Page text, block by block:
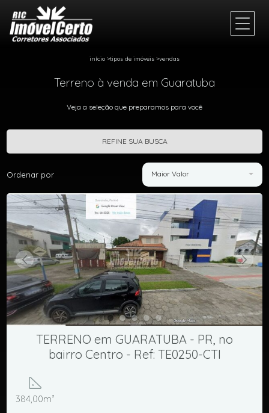
início >tipos de imóveis >vendas
Terreno à venda em Guaratuba
Veja a seleção que preparamos para você
REFINE SUA BUSCA
Ordenar por Maior Valor
TERRENO em GUARATUBA - PR, no
bairro Centro - Ref: TE0250-CTI
384,00m²